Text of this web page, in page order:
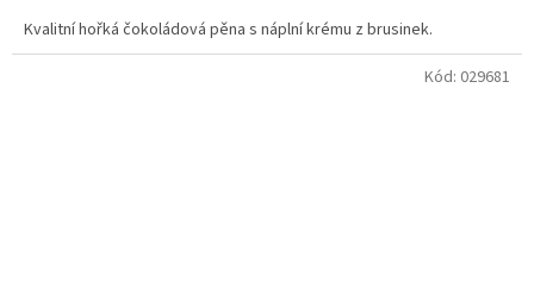
Kvalitní hořká čokoládová pěna s náplní krému z brusinek.
Kód: 029681